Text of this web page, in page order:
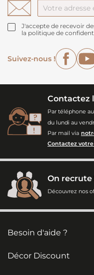
J'accepte de recevoir
la politique de
Suivez-nous !
Contactez
Par téléphone au
du lundi au
Par mail via
Contactez
On recrute
Découvrez nos
Besoin d'aide ?
Décor Discount